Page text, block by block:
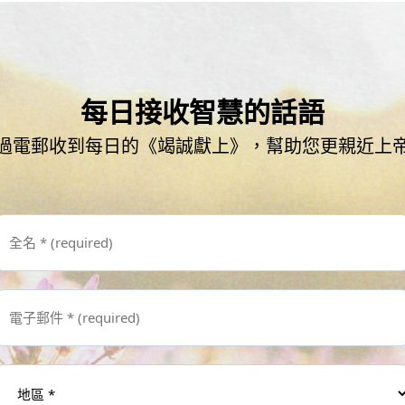
每日接收智慧的話語
電郵收到每日的《竭誠獻上》，幫助您更親近上